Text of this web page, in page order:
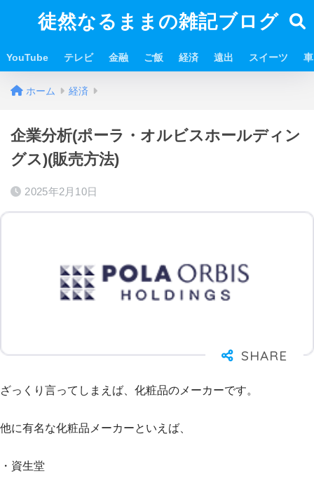
徒然なるままの雑記ブログ
YouTube テレビ 金融 ご飯 経済 遠出 スイーツ 車
ホーム 経済
企業分析(ポーラ・オルビスホールディン
グス)(販売方法)
2025年2月10日
ざっくり言ってしまえば、化粧品のメーカーです。
他に有名な化粧品メーカーといえば、
・資生堂